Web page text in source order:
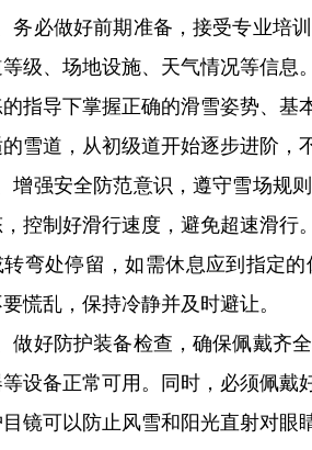
务必做好前期准备，接受专业培
级、场地设施、天气情况等信息
指导下掌握正确的滑雪姿势、基
雪道，从初级道开始逐步进阶，
增强安全防范意识，遵守雪场规
控制好滑行速度，避免超速滑行
转弯处停留，如需休息应到指定
慌乱，保持冷静并及时避让。
做好防护装备检查，确保佩戴齐
等设备正常可用。同时，必须佩
镜可以防止风雪和阳光直射对眼